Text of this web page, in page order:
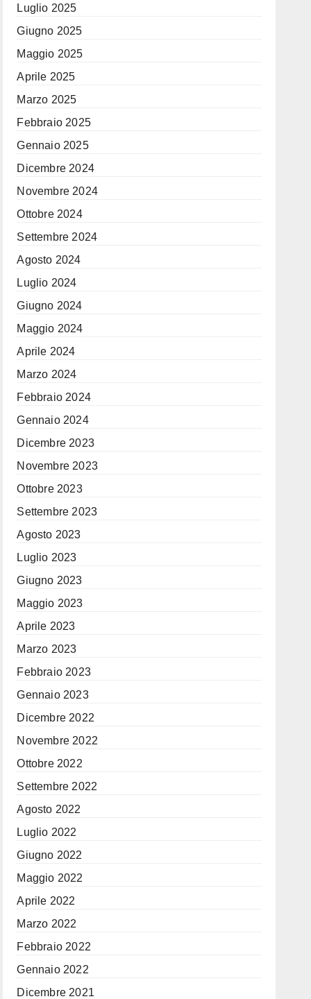
Luglio 2025
Giugno 2025
Maggio 2025
Aprile 2025
Marzo 2025
Febbraio 2025
Gennaio 2025
Dicembre 2024
Novembre 2024
Ottobre 2024
Settembre 2024
Agosto 2024
Luglio 2024
Giugno 2024
Maggio 2024
Aprile 2024
Marzo 2024
Febbraio 2024
Gennaio 2024
Dicembre 2023
Novembre 2023
Ottobre 2023
Settembre 2023
Agosto 2023
Luglio 2023
Giugno 2023
Maggio 2023
Aprile 2023
Marzo 2023
Febbraio 2023
Gennaio 2023
Dicembre 2022
Novembre 2022
Ottobre 2022
Settembre 2022
Agosto 2022
Luglio 2022
Giugno 2022
Maggio 2022
Aprile 2022
Marzo 2022
Febbraio 2022
Gennaio 2022
Dicembre 2021